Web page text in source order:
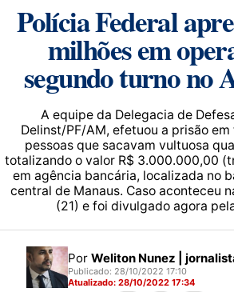
Polícia Federal
milhões em
segundo turno no
A equipe da Delegacia de
Delinst/PF/AM, efetuou a prisão
pessoas que sacavam vultuosa
totalizando o valor R$ 3.000.000,00
em agência bancária, localizada no
central de Manaus. Caso aconteceu
(21) e foi divulgado agora
Por Weliton Nunez |
Publicado: 28/10/2022 17:10
Atualizado: 28/10/2022 17:34